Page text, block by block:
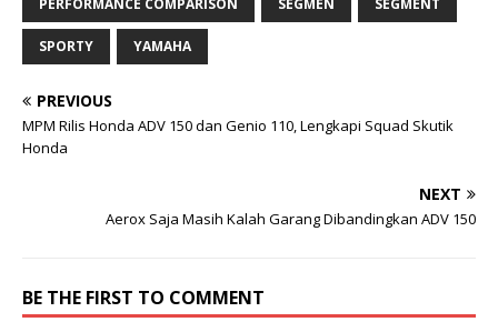
PERFORMANCE COMPARISON SEGMEN SEGMENT
SPORTY YAMAHA
PREVIOUS
MPM Rilis Honda ADV 150 dan Genio 110, Lengkapi Squad Skutik
Honda
NEXT
Aerox Saja Masih Kalah Garang Dibandingkan ADV 150
BE THE FIRST TO COMMENT